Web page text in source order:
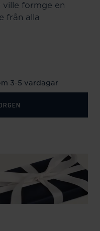
ville formge en
från alla
3-5 vardagar